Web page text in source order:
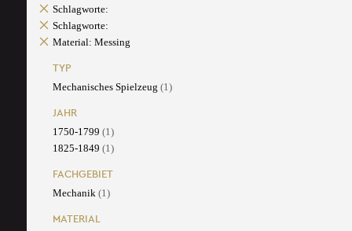
Schlagworte:
Schlagworte:
Material: Messing
TYP
Mechanisches Spielzeug (1)
JAHR
1750-1799 (1)
1825-1849 (1)
FACHGEBIET
Mechanik (1)
MATERIAL